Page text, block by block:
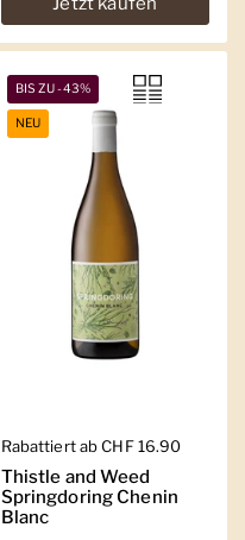
Regulärer Preis
Rabattiert ab CHF 16.90
Thistle and Weed
Springdoring Chenin
Blanc
BIS ZU -43%
NEU